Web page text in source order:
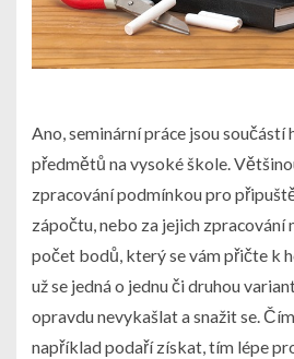
Ano, seminární práce jsou součástí
předmětů na vysoké škole.
zpracování podmínkou pro
zápočtu, nebo za jejich
počet bodů, který se vám přičte k
už se jedná o jednu či druhou
opravdu nevykašlat a snažit se.
například podaří získat, tím lépe